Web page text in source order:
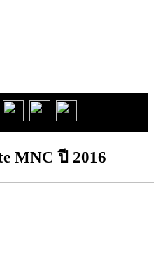
MNC ปี 2016